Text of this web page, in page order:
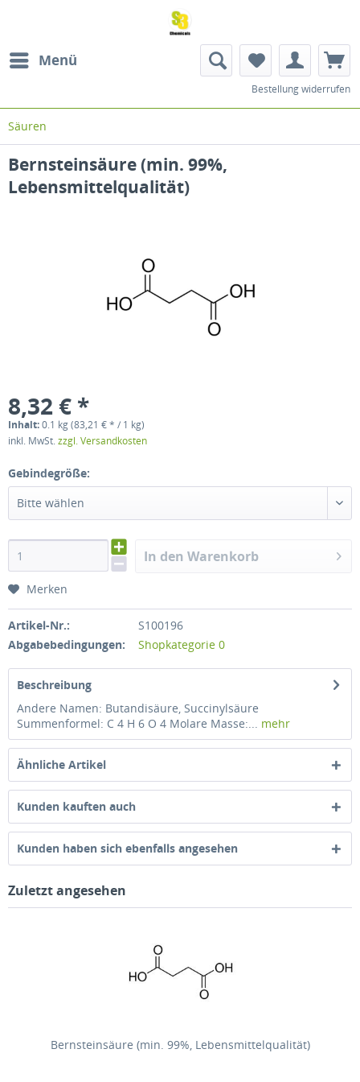
Menü
Bestellung widerrufen
Säuren
Bernsteinsäure (min. 99%,
Lebensmittelqualität)
8,32 € *
Inhalt:0.1 kg (83,21 € * / 1 kg)
inkl. MwSt.zzgl. Versandkosten
Gebindegröße:
Bitte wählen
In den Warenkorb
Merken
Artikel-Nr.:
S100196
Abgabebedingungen:
Shopkategorie 0
Beschreibung
Andere Namen: Butandisäure, Succinylsäure
Summenformel: C 4 H 6 O 4 Molare Masse:... mehr
Ähnliche Artikel
Kunden kauften auch
Kunden haben sich ebenfalls angesehen
Zuletzt angesehen
Bernsteinsäure (min. 99%, Lebensmittelqualität)